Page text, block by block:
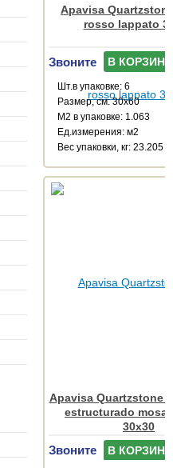
Apavisa
rosso lappato
Звоните В КОРЗИНУ
Шт.в упаковке: 6
Размер, см: 30x60
М2 в упаковке: 1.063
Ед.измерения: м2
Веc упаковки, кг: 23.205
Apavisa Quartzstone
estructurado
30x30
Звоните В КОРЗИНУ